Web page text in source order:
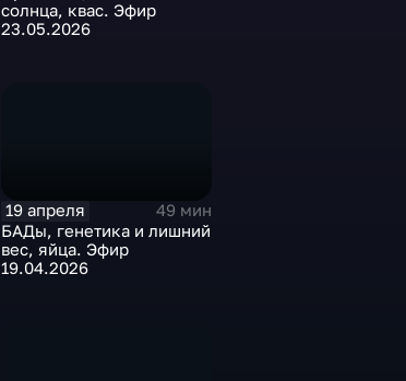
солнца, квас. Эфир
23.05.2026
19 апреля
49 мин
БАДы, генетика и лишний
вес, яйца. Эфир
19.04.2026